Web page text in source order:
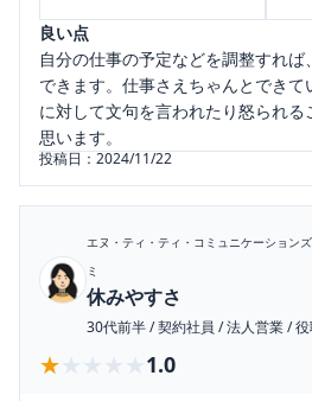
良い点
自分の仕事の予定などを調整すれ
できます。仕事さえちゃんとできて
に対して文句を言われたり怒られる
思います。
投稿日：2024/11/22
エヌ・ティ・ティ・コミュニケーション
ミ
休みやすさ
30代前半/契約社員 /法人営業/
★★★★★
★★★★★ 1.0